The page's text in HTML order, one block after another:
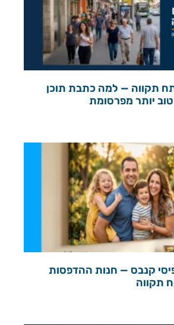
תקווה — למה כתבת תוכן
יותר מפרסומת
קנבס — חנות ההדפסות
תקווה